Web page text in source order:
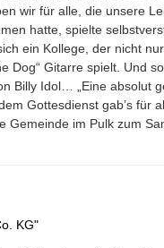
wir für alle, die unsere
hatte, spielte
ein Kollege, der nicht
Gitarre spielt. Und
Billy Idol… „Eine absolut
Gottesdienst gab’s für
im Pulk zum
KG"